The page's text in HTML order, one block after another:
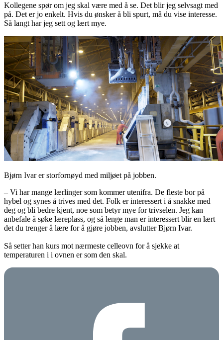
Kollegene spør om jeg skal være med å se. Det blir jeg selvsagt med
på. Det er jo enkelt. Hvis du ønsker å bli spurt, må du vise interesse.
Så langt har jeg sett og lært mye.
Bjørn Ivar er storfornøyd med miljøet på jobben.
– Vi har mange lærlinger som kommer utenifra. De fleste bor på
hybel og synes å trives med det. Folk er interessert i å snakke med
deg og bli bedre kjent, noe som betyr mye for trivselen. Jeg kan
anbefale å søke læreplass, og så lenge man er interessert blir en lært
det du trenger å lære for å gjøre jobben, avslutter Bjørn Ivar.
Så setter han kurs mot nærmeste celleovn for å sjekke at
temperaturen i i ovnen er som den skal.